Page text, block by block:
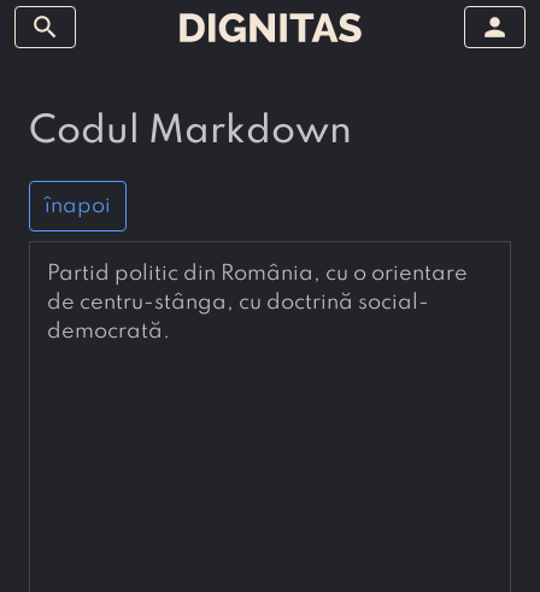
search person
Codul Markdown
înapoi
Partid politic din România, cu o orientare
de centru-stânga, cu doctrină social-
democrată.